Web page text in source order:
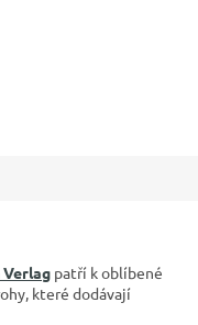
patří k oblíbené
které dodávají